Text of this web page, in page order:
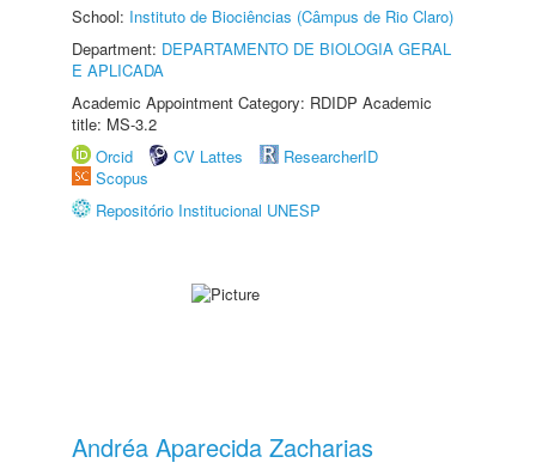
School: Instituto de Biociências (Câmpus de Rio Claro)
Department: DEPARTAMENTO DE BIOLOGIA GERAL
E APLICADA
Academic Appointment Category: RDIDP Academic
title: MS-3.2
Orcid
CV Lattes
ResearcherID
Scopus
Repositório Institucional UNESP
Andréa Aparecida Zacharias